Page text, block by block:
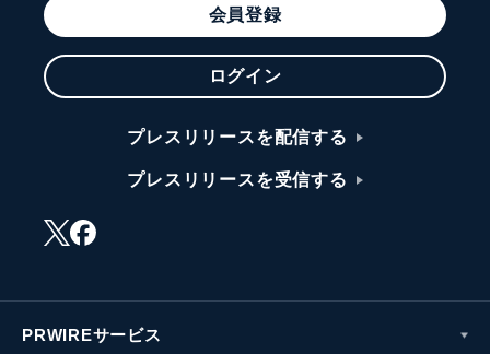
会員登録
ログイン
プレスリリースを配信する
プレスリリースを受信する
PRWIREサービス